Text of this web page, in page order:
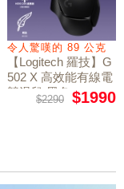
令人驚嘆的 89 公克
【Logitech 羅技】G
502 X 高效能有線電
競滑鼠 黑色
$2290 $1990